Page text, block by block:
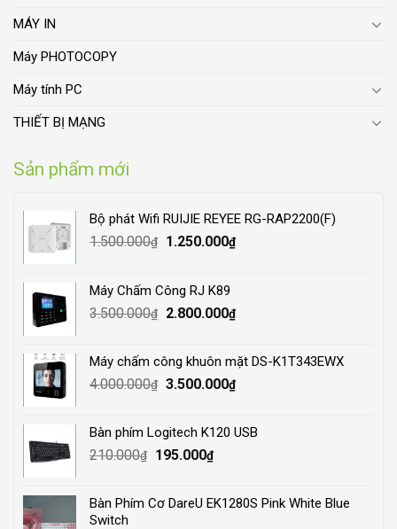
MÁY IN
Máy PHOTOCOPY
Máy tính PC
THIẾT BỊ MẠNG
Sản phẩm mới
Bộ phát Wifi RUIJIE REYEE RG-RAP2200(F)
1.500.000₫
Original
1.500.000₫.
1.250.000₫Current
Máy Chấm Công RJ K89
3.500.000₫
Original
3.500.000₫.
2.800.000₫Current
2.800.000₫.
Máy chấm công khuôn mặt DS-K1T343EWX
4.000.000₫ Original
4.000.000₫.
3.500.000₫Current
3.500.000₫.
Bàn phím Logitech K120 USB
210.000₫
Original
210.000₫.
195.000₫Current
195.000₫.
Bàn Phím Cơ DareU EK1280S Pink White Blue
Switch